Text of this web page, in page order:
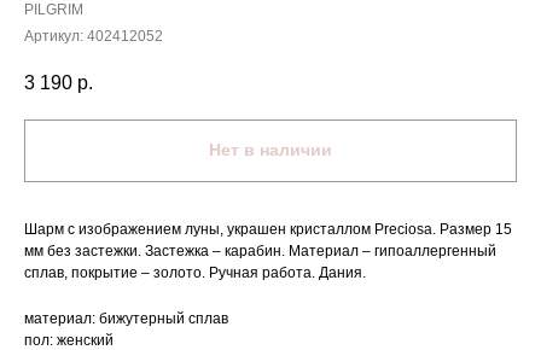
PILGRIM
Артикул: 402412052
3 190 р.
Нет в наличии
Шарм с изображением луны, украшен кристаллом Preciosa. Размер 15
мм без застежки. Застежка – карабин. Материал – гипоаллергенный
сплав, покрытие – золото. Ручная работа. Дания.
материал: бижутерный сплав
пол: женский